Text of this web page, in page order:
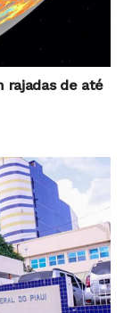
rajadas de até